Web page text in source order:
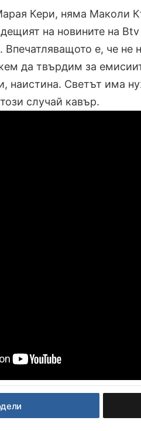
Кери, няма Маколи
на новините на Btv
е, че не
да твърдим за
наистина. Светът има
случай кавър.